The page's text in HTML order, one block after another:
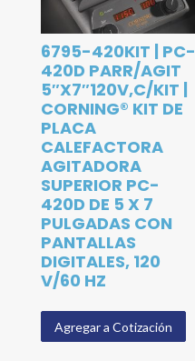
6795-420KIT | PC-
420D PARR/AGIT
5″X7″120V,C/KIT |
CORNING® KIT DE
PLACA
CALEFACTORA
AGITADORA
SUPERIOR PC-
420D DE 5 X 7
PULGADAS CON
PANTALLAS
DIGITALES, 120
V/60 HZ
Agregar a Cotización